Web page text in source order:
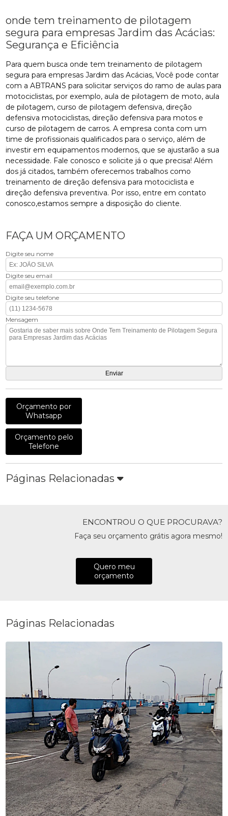
onde tem treinamento de pilotagem
segura para empresas Jardim das Acácias:
Segurança e Eficiência
Para quem busca onde tem treinamento de pilotagem
segura para empresas Jardim das Acácias, Você pode contar
com a ABTRANS para solicitar serviços do ramo de aulas para
motociclistas, por exemplo, aula de pilotagem de moto, aula
de pilotagem, curso de pilotagem defensiva, direção
defensiva motociclistas, direção defensiva para motos e
curso de pilotagem de carros. A empresa conta com um
time de profissionais qualificados para o serviço, além de
investir em equipamentos modernos, que se ajustarão a sua
necessidade. Fale conosco e solicite já o que precisa! Além
dos já citados, também oferecemos trabalhos como
treinamento de direção defensiva para motociclista e
direção defensiva preventiva. Por isso, entre em contato
conosco,estamos sempre a disposição do cliente.
FAÇA UM ORÇAMENTO
Digite seu nome
Digite seu email
Digite seu telefone
Mensagem
Orçamento por
Whatsapp
Orçamento pelo
Telefone
Páginas Relacionadas
ENCONTROU O QUE PROCURAVA?
Faça seu orçamento grátis agora mesmo!
Quero meu
orçamento
Páginas Relacionadas